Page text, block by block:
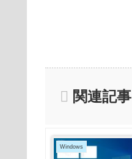
関連記事
Windows